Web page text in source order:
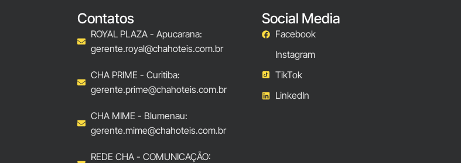
Contatos
ROYAL PLAZA - Apucarana:
gerente.royal@chahoteis.com.br
CHA PRIME - Curitiba:
gerente.prime@chahoteis.com.br
CHA MIME - Blumenau:
gerente.mime@chahoteis.com.br
REDE CHA - COMUNICAÇÃO:
Social Media
Facebook
Instagram
TikTok
LinkedIn